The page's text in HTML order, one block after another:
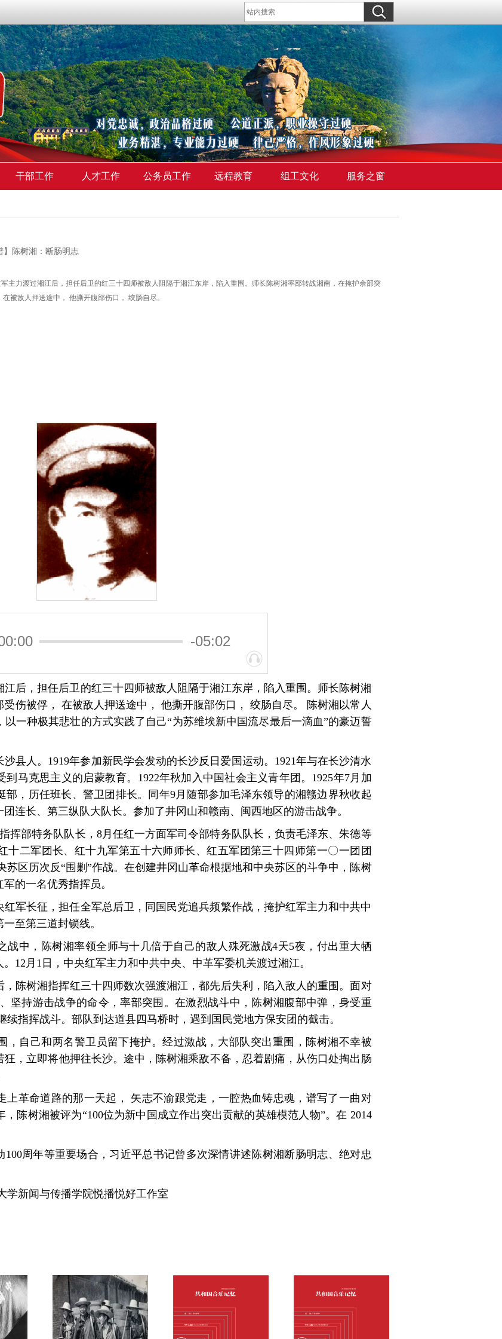
干部工作 人才工作 公务员工作 远程教育 组工文化 服务之窗
】陈树湘：断肠明志
军主力渡过湘江后，担任后卫的红三十四师被敌人阻隔于湘江东岸，陷入重围。师长陈树湘率部转战湘南，在掩护余部突
被敌人押送途中， 他撕开腹部伤口， 绞肠自尽。
-05:02
江后，担任后卫的红三十四师被敌人阻隔于湘江东岸，陷入重围。师长陈树湘
伤被俘， 在被敌人押送途中， 他撕开腹部伤口， 绞肠自尽。 陈树湘以常人
一种极其悲壮的方式实践了自己“为苏维埃新中国流尽最后一滴血”的豪迈誓
县人。1919年参加新民学会发动的长沙反日爱国运动。1921年与在长沙清水
马克思主义的启蒙教育。1922年秋加入中国社会主义青年团。1925年7月加
部，历任班长、警卫团排长。同年9月随部参加毛泽东领导的湘赣边界秋收起
连长、第三纵队大队长。参加了井冈山和赣南、闽西地区的游击战争。
挥部特务队队长，8月任红一方面军司令部特务队队长，负责毛泽东、朱德等
十二军团长、红十九军第五十六师师长、红五军团第三十四师第一〇一团团
苏区历次反“围剿”作战。在创建井冈山革命根据地和中央苏区的斗争中，陈树
的一名优秀指挥员。
红军长征，担任全军总后卫，同国民党追兵频繁作战，掩护红军主力和中共中
至第三道封锁线。
战中，陈树湘率领全师与十几倍于自己的敌人殊死激战4天5夜，付出重大牺
12月1日，中央红军主力和中共中央、中革军委机关渡过湘江。
陈树湘指挥红三十四师数次强渡湘江，都先后失利，陷入敌人的重围。面对
坚持游击战争的命令，率部突围。在激烈战斗中，陈树湘腹部中弹，身受重
指挥战斗。部队到达道县四马桥时，遇到国民党地方保安团的截击。
，自己和两名警卫员留下掩护。经过激战，大部队突出重围，陈树湘不幸被
，立即将他押往长沙。途中，陈树湘乘敌不备，忍着剧痛，从伤口处掏出肠
上革命道路的那一天起， 矢志不渝跟党走，一腔热血铸忠魂，谱写了一曲对
陈树湘被评为“100位为新中国成立作出突出贡献的英雄模范人物”。在 2014
100周年等重要场合，习近平总书记曾多次深情讲述陈树湘断肠明志、绝对忠
学新闻与传播学院悦播悦好工作室